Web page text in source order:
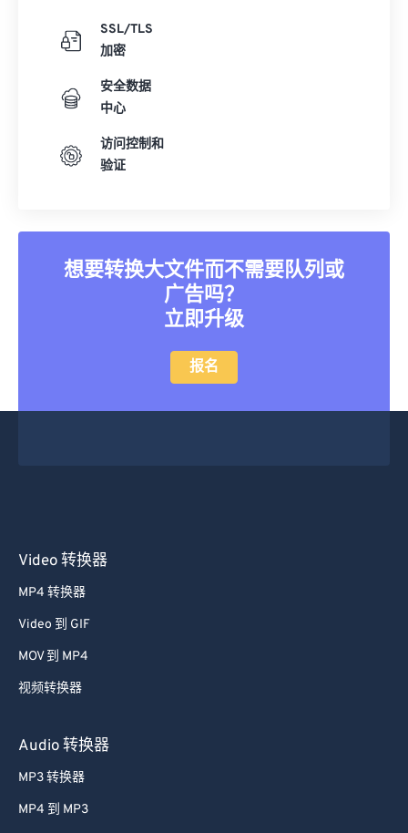
SSL/TLS
加密
安全数据
中心
访问控制和
验证
想要转换大文件而不需要队列或
广告吗？
立即升级
报名
Video 转换器
MP4 转换器
Video 到 GIF
MOV 到 MP4
视频转换器
Audio 转换器
MP3 转换器
MP4 到 MP3